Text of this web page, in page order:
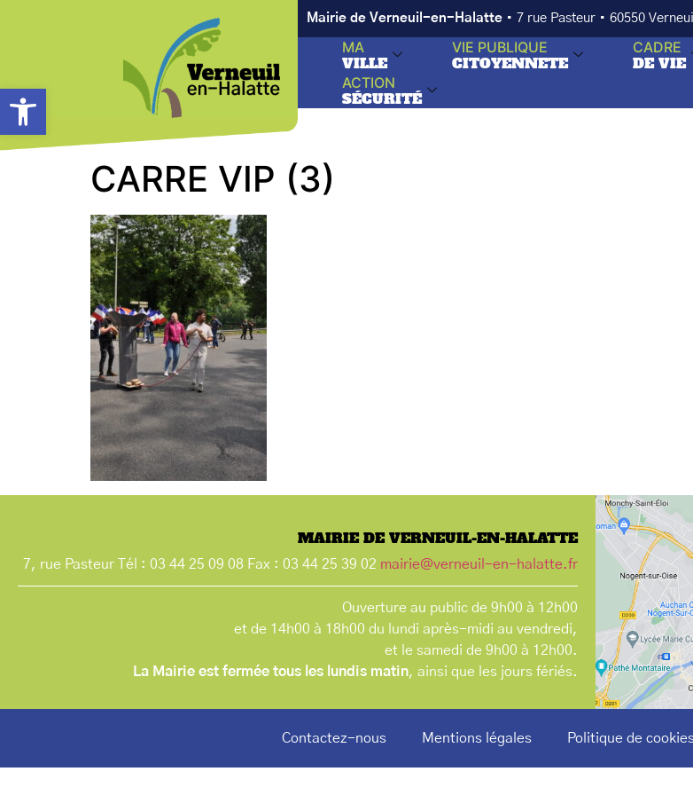
Ouvrir la barre d’outils
Mairie de Verneuil-en-Halatte • 7 rue Pasteur • 60550
MA
VILLE
VIE PUBLIQUE
CITOYENNETE
CADRE
DE VIE
ACTION
SÉCURITÉ
CARRE VIP (3)
MAIRIE DE VERNEUIL-EN-HALATTE
7, rue Pasteur Tél : 03 44 25 09 08 Fax : 03 44 25 39 02 mairie@verneuil-en-halatte.fr
Ouverture au public de 9h00 à 12h00
et de 14h00 à 18h00 du lundi après-midi au vendredi,
et le samedi de 9h00 à 12h00.
La Mairie est fermée tous les lundis matin, ainsi que les jours fériés.
Contactez-nous Mentions légales Politique de cookies